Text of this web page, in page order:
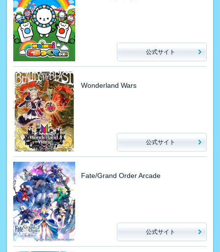
公式サイト
Wonderland Wars
公式サイト
Fate/Grand Order Arcade
公式サイト